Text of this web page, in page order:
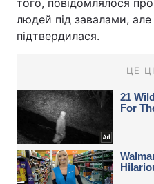
того, повідомлялося
людей під завалами,
підтвердилася.